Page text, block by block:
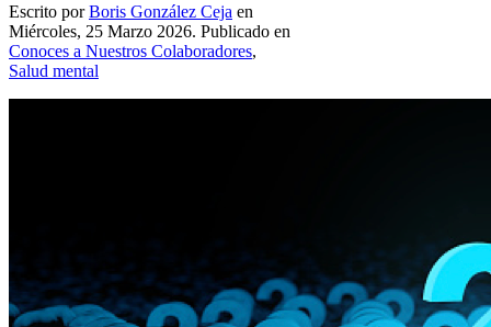
Escrito porBoris González Ceja en
Miércoles, 25 Marzo 2026. Publicado en
Conoces a Nuestros Colaboradores,
Salud mental